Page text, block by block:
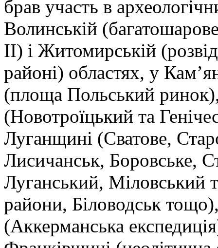
брав участь в
Волинській
ІІ) і Житомирській
районі) областях, у
(площа Польський
(Новотроїцький та
Луганщині (Сватове,
Лисичанськ, Боровське,
Луганський, Міловський
райони, Біловодськ
(Аккерманська